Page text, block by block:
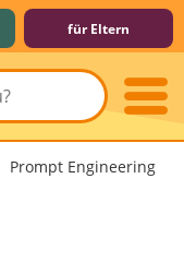
für Eltern
Prompt Engineering